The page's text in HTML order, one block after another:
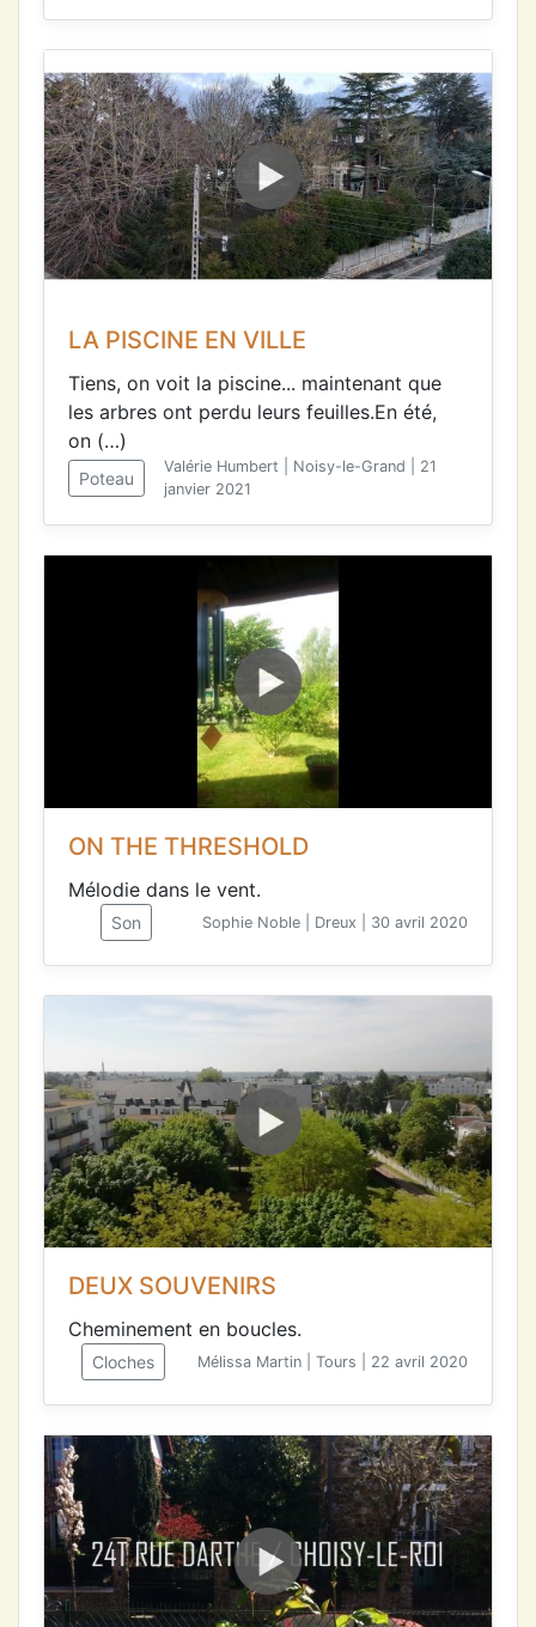
LA PISCINE EN VILLE
Tiens, on voit la piscine... maintenant que
les arbres ont perdu leurs feuilles.En été,
on (…)
Poteau
Valérie Humbert | Noisy-le-Grand | 21
janvier 2021
ON THE THRESHOLD
Mélodie dans le vent.
Son Sophie Noble | Dreux | 30 avril 2020
DEUX SOUVENIRS
Cheminement en boucles.
Cloches Mélissa Martin | Tours | 22 avril 2020